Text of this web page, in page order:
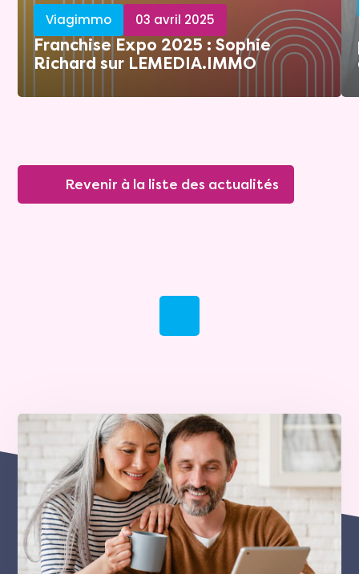
Viagimmo 03 avril 2025
Franchise Expo 2025 : Sophie
Richard sur LEMEDIA.IMMO
Revenir à la liste des actualités